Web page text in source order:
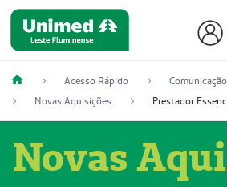
Acesso Rápido
Comunicação
Novas Aquisições
Novas